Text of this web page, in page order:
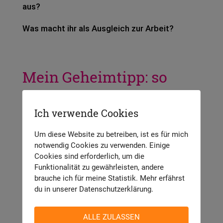
aus?
Was macht ihr als Aus­gleich zur Arbeit?
Mein Geheimtipp: so
euch sympathisch findet
Um eine gute Über-uns-Seite zu schrei­ben,
musst du auf eine bestimm­te Zutat ach­ten,
wie die­ser — etwas über­spitz­te 😉 — Bei­spiel­
text im Ver­gleich zeigt:
Tricks gewinnst du monat­lich an die 300 neue
Ich verwende Cookies
Um diese Website zu betreiben, ist es für mich
notwendig Cookies zu verwenden. Einige
Cookies sind erforderlich, um die
Funktionalität zu gewährleisten, andere
brauche ich für meine Statistik. Mehr erfährst
du in unserer Datenschutzerklärung.
ALLE ZULASSEN